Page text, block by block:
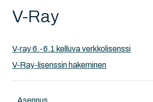
V-Ray
V-ray 6.-6.1 kelluva verkkolisenssi
V-Ray-lisenssin hakeminen
Asennus